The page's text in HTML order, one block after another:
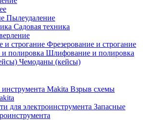
Пылеудаление
Садовая техника
Фрезерование и строгание
Шлифование и полировка
Чемоданы (кейсы)
Взрыв схемы
Запасные